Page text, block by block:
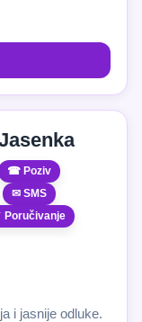
☎ Poziv
✉ SMS
Poručivanje
i jasnije odluke.